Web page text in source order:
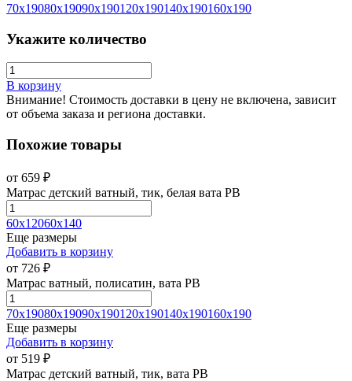
70х19080х19090х190120х190140х190160х190
Укажите количество
В корзину
Внимание! Стоимость доставки в цену не включена, зависит
от объема заказа и региона доставки.
Похожие товары
от 659 ₽
Матрас детский ватный, тик, белая вата РВ
60х12060х140
Еще размеры
Добавить в корзину
от 726 ₽
Матрас ватный, полисатин, вата РВ
70х19080х19090х190120х190140х190160х190
Еще размеры
Добавить в корзину
от 519 ₽
Матрас детский ватный, тик, вата РВ